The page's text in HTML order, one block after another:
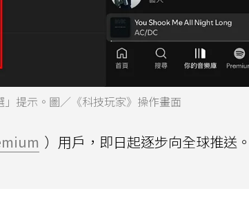
提示。圖／《科技玩家》操作畫面
）用戶，即日起逐步向全球推送